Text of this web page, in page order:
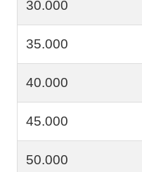
30.000
35.000
40.000
45.000
50.000